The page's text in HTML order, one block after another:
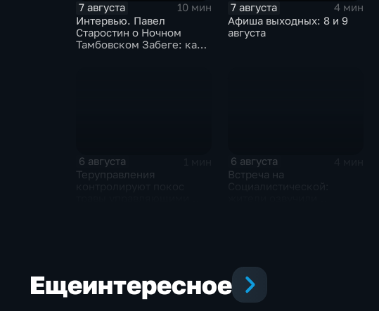
7 августа
10 мин
Интервью. Павел
Старостин о Ночном
Тамбовском Забеге: как
7 августа
4 мин
Афиша выходных: 8 и 9
августа
6 августа
Теруправления
6 августа
Встреча на
Ещеинтересное